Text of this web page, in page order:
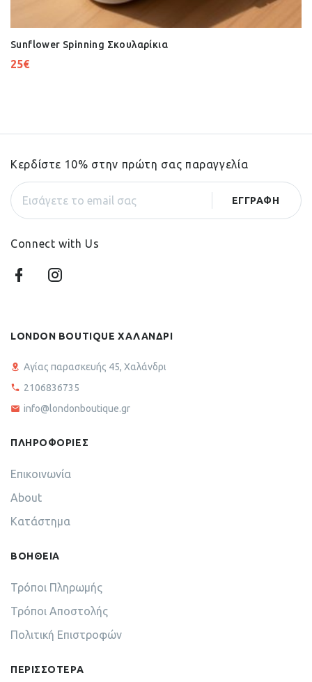
Sunflower Spinning Σκουλαρίκια
25€
Κερδίστε 10% στην πρώτη σας παραγγελία
Connect with Us
LONDON BOUTIQUE ΧΑΛΑΝΔΡΙ
Αγίας παρασκευής 45, Χαλάνδρι
2106836735
info@londonboutique.gr
ΠΛΗΡΟΦΟΡΙΕΣ
Επικοινωνία
About
Κατάστημα
ΒΟΗΘΕΙΑ
Τρόποι Πληρωμής
Τρόποι Αποστολής
Πολιτική Επιστροφών
ΠΕΡΙΣΣΟΤΕΡΑ